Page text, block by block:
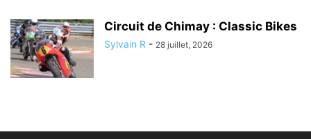
Circuit de Chimay : Classic Bikes
Sylvain R - 28 juillet, 2026